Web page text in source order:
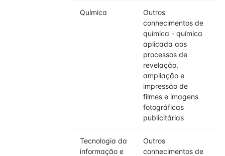
Química
Outros
conhecimentos de
química - química
aplicada aos
processos de
revelação,
ampliação e
impressão de
filmes e imagens
fotográficas
publicitárias
Tecnologia da
informação e
Outros
conhecimentos de